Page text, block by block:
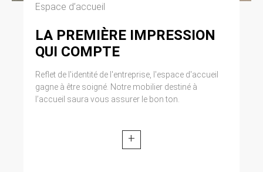
Espace d’accueil
LA PREMIÈRE IMPRESSION
QUI COMPTE
Reflet de l'identité de l'entreprise, l'espace d'accueil
gagne à être soigné. Notre mobilier destiné à
l’accueil saura vous assurer le bon ton.
+